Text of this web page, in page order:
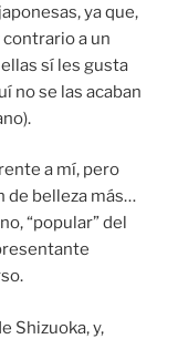
ya que,
a un
sí les gusta
no se las acaban
a mí, pero
de belleza más…
“popular” del
Shizuoka, y,